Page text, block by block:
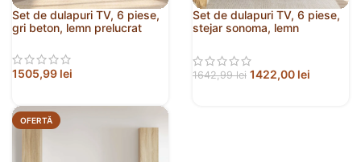
Set de dulapuri TV, 6 piese,
gri beton, lemn prelucrat
1505,99 lei
Set de dulapuri TV, 6 piese,
stejar sonoma, lemn
1642,99lei 1422,00 lei
OFERTĂ